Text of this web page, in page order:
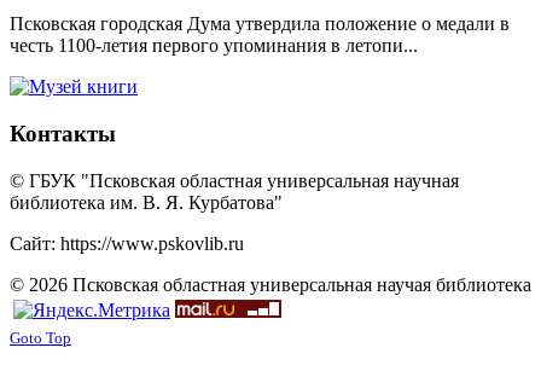
Псковская городская Дума утвердила положение о медали в
честь 1100-летия первого упоминания в летопи...
Контакты
© ГБУК "Псковская областная универсальная научная
библиотека им. В. Я. Курбатова"
Сайт: https://www.pskovlib.ru
© 2026 Псковская областная универсальная научая библиотека
Goto Top